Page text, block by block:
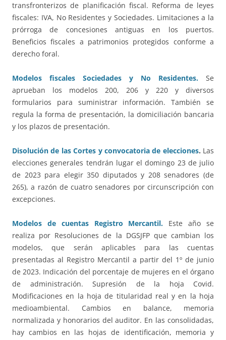
transfronterizos de planificación fiscal. Reforma de leyes
fiscales: IVA, No Residentes y Sociedades. Limitaciones a la
prórroga de concesiones antiguas en los puertos.
Beneficios fiscales a patrimonios protegidos conforme a
derecho foral.
Modelos fiscales Sociedades y No Residentes.
Se
aprueban los modelos 200, 206 y 220 y diversos
formularios para suministrar información. También se
regula la forma de presentación, la domiciliación bancaria
y los plazos de presentación.
Disolución de las Cortes y convocatoria de elecciones. Las
elecciones generales tendrán lugar el domingo 23 de julio
de 2023 para elegir 350 diputados y 208 senadores (de
265), a razón de cuatro senadores por circunscripción con
excepciones.
Modelos de cuentas Registro Mercantil. Este año se
realiza por Resoluciones de la DGSJFP que cambian los
modelos, que serán aplicables para las cuentas
presentadas al Registro Mercantil a partir del 1º de junio
de 2023. Indicación del porcentaje de mujeres en el órgano
de administración. Supresión de la hoja Covid.
Modificaciones en la hoja de titularidad real y en la hoja
medioambiental. Cambios en balance, memoria
normalizada y honorarios del auditor. En las consolidadas,
hay cambios en las hojas de identificación, memoria y